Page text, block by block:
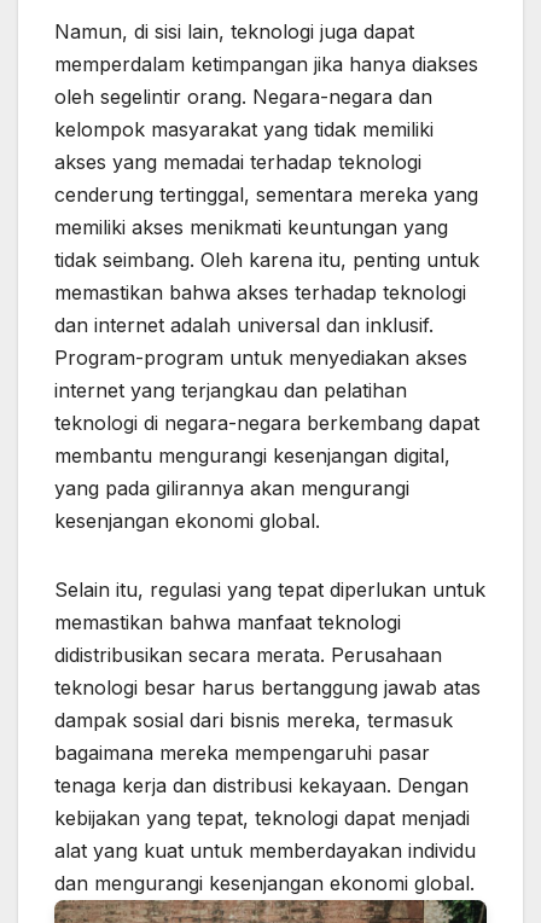
Namun, di sisi lain, teknologi juga dapat
memperdalam ketimpangan jika hanya diakses
oleh segelintir orang. Negara-negara dan
kelompok masyarakat yang tidak memiliki
akses yang memadai terhadap teknologi
cenderung tertinggal, sementara mereka yang
memiliki akses menikmati keuntungan yang
tidak seimbang. Oleh karena itu, penting untuk
memastikan bahwa akses terhadap teknologi
dan internet adalah universal dan inklusif.
Program-program untuk menyediakan akses
internet yang terjangkau dan pelatihan
teknologi di negara-negara berkembang dapat
membantu mengurangi kesenjangan digital,
yang pada gilirannya akan mengurangi
kesenjangan ekonomi global.
Selain itu, regulasi yang tepat diperlukan untuk
memastikan bahwa manfaat teknologi
didistribusikan secara merata. Perusahaan
teknologi besar harus bertanggung jawab atas
dampak sosial dari bisnis mereka, termasuk
bagaimana mereka mempengaruhi pasar
tenaga kerja dan distribusi kekayaan. Dengan
kebijakan yang tepat, teknologi dapat menjadi
alat yang kuat untuk memberdayakan individu
dan mengurangi kesenjangan ekonomi global.